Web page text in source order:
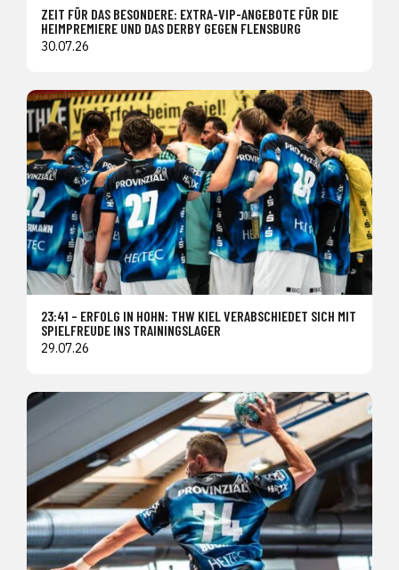
ZEIT FÜR DAS BESONDERE: EXTRA-VIP-ANGEBOTE FÜR DIE
HEIMPREMIERE UND DAS DERBY GEGEN FLENSBURG
30.07.26
23:41 – ERFOLG IN HOHN: THW KIEL VERABSCHIEDET SICH MIT
SPIELFREUDE INS TRAININGSLAGER
29.07.26